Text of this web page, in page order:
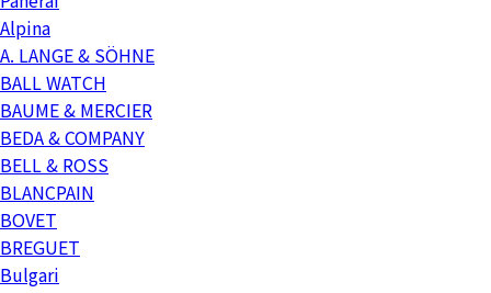
Alpina
A. LANGE & SÖHNE
BALL WATCH
BAUME & MERCIER
BEDA & COMPANY
BELL & ROSS
BLANCPAIN
BOVET
BREGUET
Bulgari